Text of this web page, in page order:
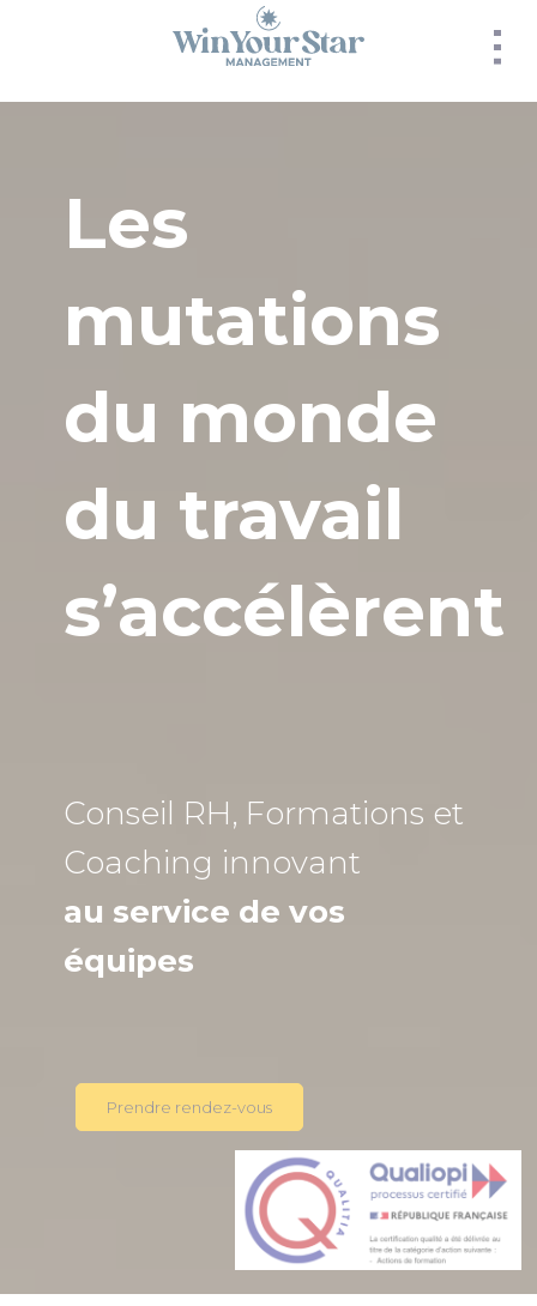
Les
mutations
du monde
du travail
s’accélèrent
Conseil RH, Formations et
Coaching innovant
au service de vos
équipes
Prendre rendez-vous